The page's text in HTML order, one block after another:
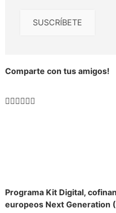
SUSCRÍBETE
Comparte con tus amigos!
Programa Kit Digital,
europeos Next Generation